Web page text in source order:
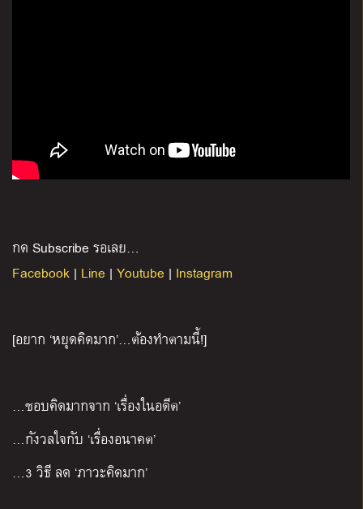
กด Subscribe รอเลย…
Facebook | Line | Youtube | Instagram
[อยาก ‘หยุดคิดมาก’…ต้องทำตามนี้!]
…ชอบคิดมากจาก ‘เรื่องในอดีต’
…กังวลใจกับ ‘เรื่องอนาคต’
…3 วิธี ลด ‘ภาวะคิดมาก’